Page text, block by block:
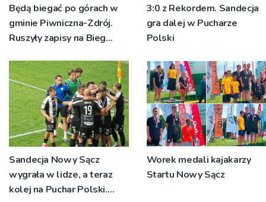
Będą biegać po górach w
gminie Piwniczna-Zdrój.
Ruszyły zapisy na Bieg
3:0 z Rekordem. Sandecja
gra dalej w Pucharze
Polski
Sandecja Nowy Sącz
wygrała w lidze, a teraz
kolej na Puchar Polski.
Worek medali kajakarzy
Startu Nowy Sącz